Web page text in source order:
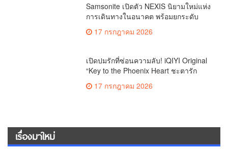
Samsonite เปิดตัว NEXIS นิยามใหม่แห่ง
การเดินทางในอนาคต พร้อมยกระดับ
ทางใจกลางกรุงเทพฯ
17 กรกฎาคม 2026
เปิดปมรักที่ซ่อนความลับ! iQIYI Original
“Key to the Phoenix Heart ชะตารัก
กระดูกปักษา” ซีรีส์ “แต่งก่อนรักทีหลัง”
ที่มาพร้อมเกมชิงอำนาจและการไขคดีสุด
17 กรกฎาคม 2026
เรื่องมาใหม่